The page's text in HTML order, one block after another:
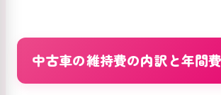
中古車の維持費の内訳と年間